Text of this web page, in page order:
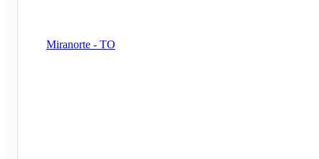
Miranorte - TO